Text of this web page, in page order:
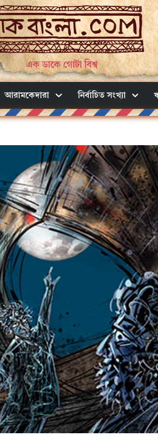
এক ডাকে গোটা বিশ্ব
আরামকেদারা নির্বাচিত সংখ্যা